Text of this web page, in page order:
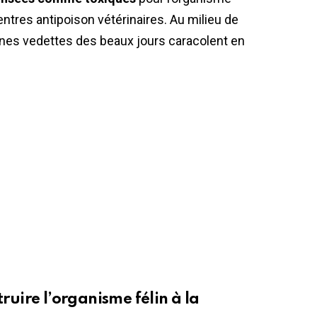
antipoison vétérinaires. Au milieu de
vedettes des beaux jours caracolent en
l’organisme félin à la